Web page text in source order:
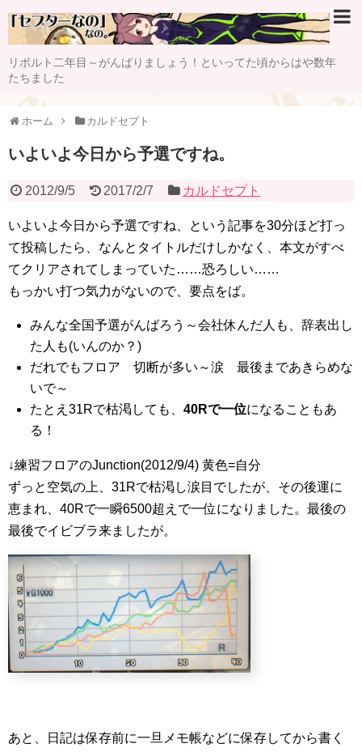
リボルト二年目～がんばりましょう！といってた頃からはや数年
たちました
ホーム カルドセプト
いよいよ今日から予選ですね。
2012/9/5 2017/2/7 カルドセプト
いよいよ今日から予選ですね、という記事を30分ほど打っ
て投稿したら、なんとタイトルだけしかなく、本文がすべ
てクリアされてしまっていた……恐ろしい……
もっかい打つ気力がないので、要点をば。
みんな全国予選がんばろう～会社休んだ人も、辞表出し
た人も(いんのか？)
だれでもフロア 切断が多い～涙 最後まであきらめな
いで～
たとえ31Rで枯渇しても、40Rで一位になることもあ
る！
↓練習フロアのJunction(2012/9/4) 黄色=自分
ずっと空気の上、31Rで枯渇し涙目でしたが、その後運に
恵まれ、40Rで一瞬6500超えで一位になりました。最後の
最後でイビブラ来ましたが。
あと、日記は保存前に一旦メモ帳などに保存してから書く